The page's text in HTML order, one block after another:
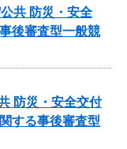
共 防災・安全
後審査型一般競
防災・安全交付
する事後審査型